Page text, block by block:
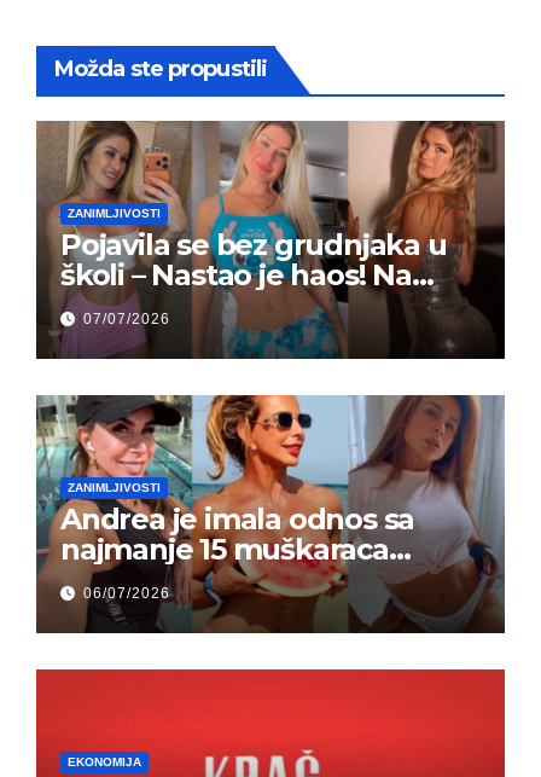
Možda ste propustili
ZANIMLJIVOSTI
Pojavila se bez grudnjaka u
školi – Nastao je haos! Na
grupi je majke napale (FOTO)
07/07/2026
ZANIMLJIVOSTI
Andrea je imala odnos sa
najmanje 15 muškaraca
odjednom – „Doktor mi je
rekao…“ (FOTO)
06/07/2026
EKONOMIJA